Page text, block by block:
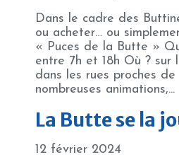
Dans le cadre des
ou acheter… ou
« Puces de la Butte »
entre 7h et 18h Où ? sur
dans les rues proches
nombreuses animations,...
La Butte se la
12 février 2024